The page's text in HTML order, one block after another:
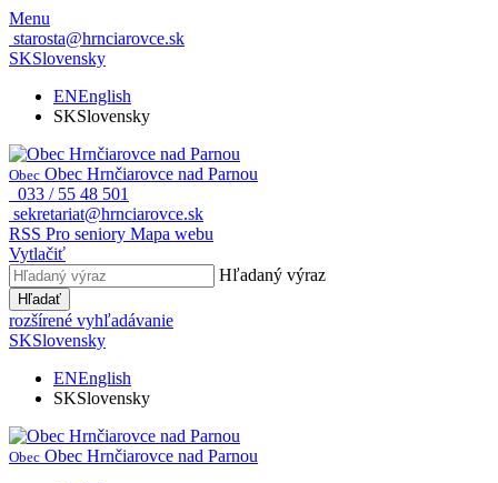
Menu
starosta@hrnciarovce.sk
SKSlovensky
ENEnglish
SKSlovensky
Obec Obec Hrnčiarovce nad Parnou
033 / 55 48 501
sekretariat@hrnciarovce.sk
RSS Pro seniory Mapa webu
Vytlačiť
Hľadaný výraz
Hľadať
rozšírené vyhľadávanie
SKSlovensky
ENEnglish
SKSlovensky
Obec Obec Hrnčiarovce nad Parnou